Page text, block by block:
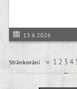
13.6.2026
Stránkování « 1 2 3 4